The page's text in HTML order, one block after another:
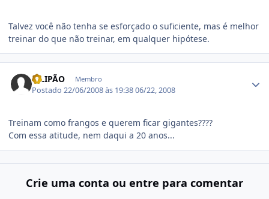
Talvez você não tenha se esforçado o suficiente, mas é melhor
treinar do que não treinar, em qualquer hipótese.
FILIPÃO Membro
Postado22/06/2008 às 19:3806/22, 2008
Treinam como frangos e querem ficar gigantes????
Com essa atitude, nem daqui a 20 anos...
Crie uma conta ou entre para comentar